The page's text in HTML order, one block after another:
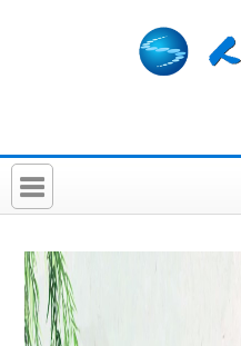
社科要闻
人文北京